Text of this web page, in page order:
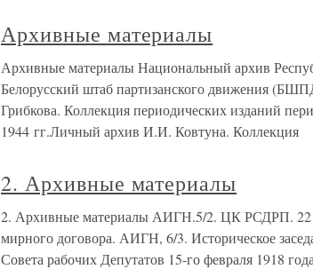
Архивные материалы
Архивные материалы Национальный архив
Белорусский штаб партизанского движения
Грибкова. Коллекция периодических изданий
1944 гг.Личный архив И.И. Ковтуна. Коллекция
2. Архивные материалы
2. Архивные материалы АИГН.5/2. ЦК РСДРП. 22
мирного договора. АИГН, 6/3. Историческое
Совета рабочих Депутатов 15-го февраля 1918